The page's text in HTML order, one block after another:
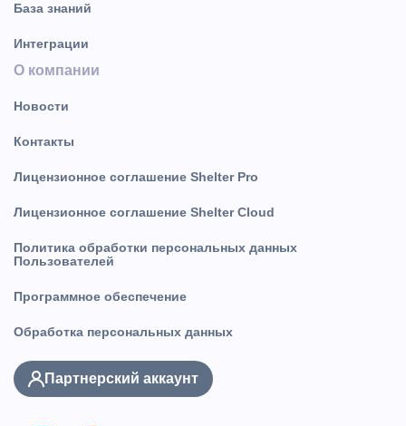
База знаний
Интеграции
О компании
Новости
Контакты
Лицензионное соглашение Shelter Pro
Лицензионное соглашение Shelter Cloud
Политика обработки персональных данных
Пользователей
Программное обеспечение
Обработка персональных данных
Партнерский аккаунт